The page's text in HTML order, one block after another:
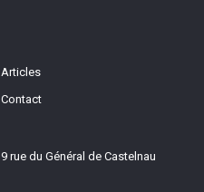
Articles
Contact
9 rue du Général de Castelnau